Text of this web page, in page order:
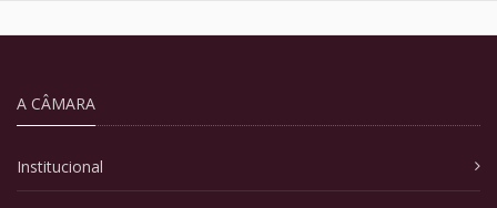
A CÂMARA
Institucional